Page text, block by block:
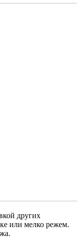
других
или мелко режем.